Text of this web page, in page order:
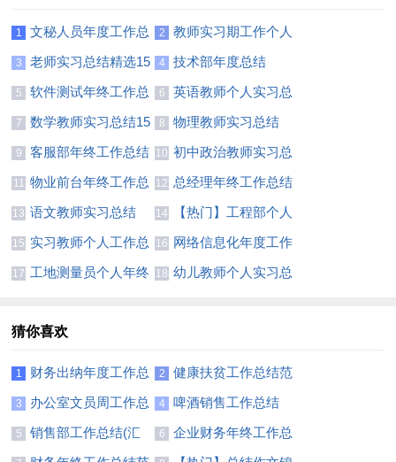
1
文秘人员年度工作总
结
2
教师实习期工作个人
总结
3
老师实习总结精选15
篇
4 技术部年度总结
5
软件测试年终工作总
结
6
英语教师个人实习总
结7篇
7
数学教师实习总结15
篇
8 物理教师实习总结
9
客服部年终工作总结
15篇
10 初中政治教师实习总
结
11
物业前台年终工作总
结(精选15篇)
12 总经理年终工作总结
集锦15篇
13 语文教师实习总结
【荐】
14
【热门】工程部个人
年终工作总结
15 实习教师个人工作总
结8篇
16 网络信息化年度工作
总结
17 工地测量员个人年终 18 幼儿教师个人实习总
猜你喜欢
1
财务出纳年度工作总
结11篇
2
健康扶贫工作总结范
文
3
办公室文员周工作总
结
4 啤酒销售工作总结
5
销售部工作总结(汇
编15篇)
6
企业财务年终工作总
结范文